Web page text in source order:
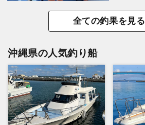
全ての釣果を見る
沖縄県の人気釣り船